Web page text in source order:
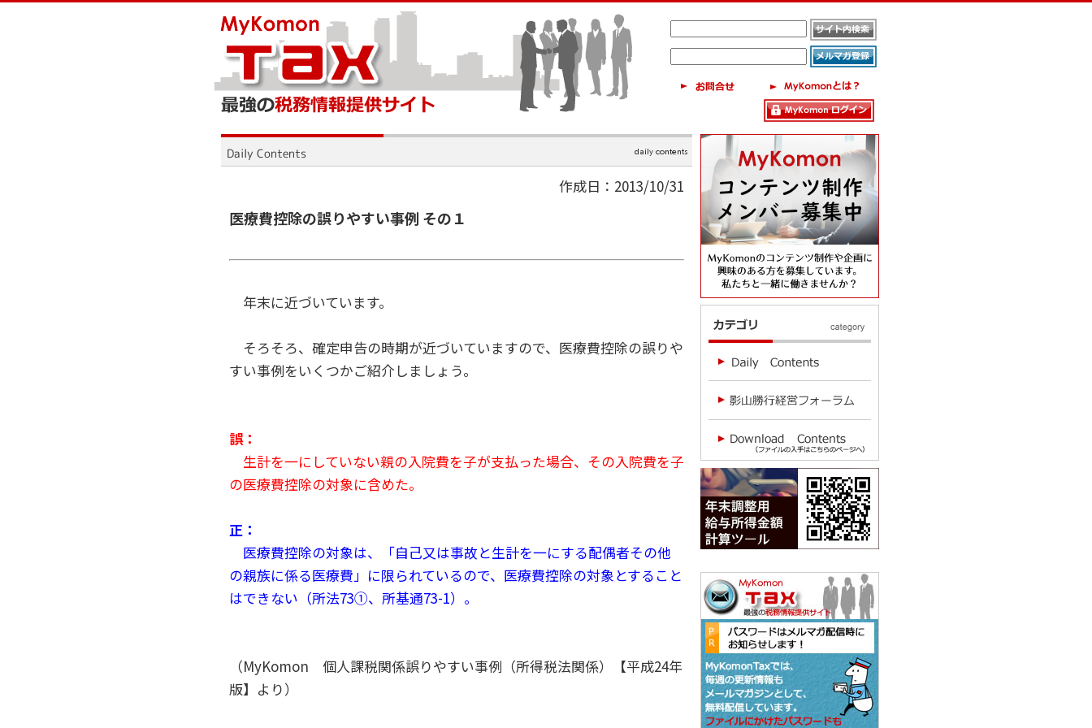
作成日：2013/10/31
医療費控除の誤りやすい事例 その１
年末に近づいています。
そろそろ、確定申告の時期が近づいていますので、医療費控除の誤りや
すい事例をいくつかご紹介しましょう。
誤：
生計を一にしていない親の入院費を子が支払った場合、その入院費を子
の医療費控除の対象に含めた。
正：
医療費控除の対象は、「自己又は事故と生計を一にする配偶者その他
の親族に係る医療費」に限られているので、医療費控除の対象とすること
はできない（所法73①、所基通73-1）。
（MyKomon 個人課税関係誤りやすい事例（所得税法関係）【平成24年
版】より）